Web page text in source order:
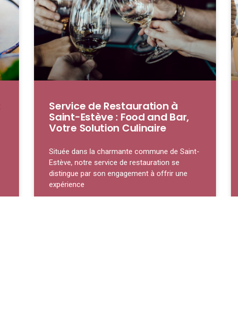
Service de Restauration à
Saint-Estève : Food and Bar,
Votre Solution Culinaire
Située dans la charmante commune de Saint-
Estève, notre service de restauration se
distingue par son engagement à offrir une
expérience